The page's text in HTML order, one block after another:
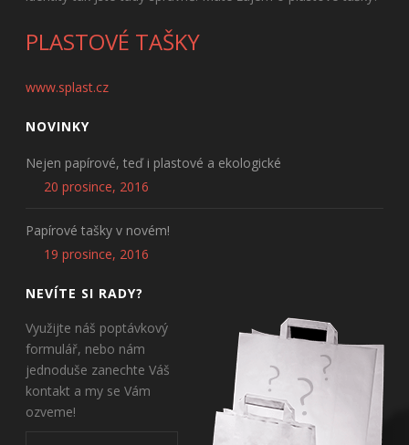
PLASTOVÉ TAŠKY
www.splast.cz
NOVINKY
Nejen papírové, teď i plastové a ekologické
20 prosince, 2016
Papírové tašky v novém!
19 prosince, 2016
NEVÍTE SI RADY?
Využijte náš poptávkový
formulář, nebo nám
jednoduše zanechte Váš
kontakt a my se Vám
ozveme!